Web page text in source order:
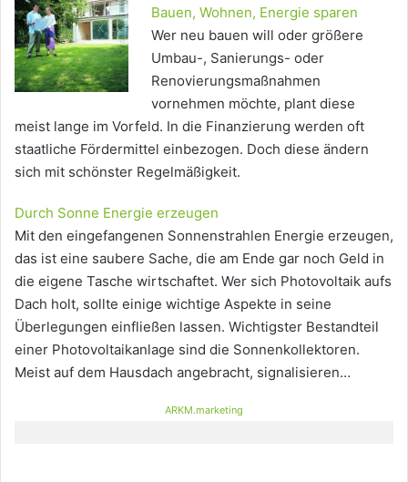
Bauen, Wohnen, Energie sparen
Wer neu bauen will oder größere
Umbau-, Sanierungs- oder
Renovierungsmaßnahmen
vornehmen möchte, plant diese
meist lange im Vorfeld. In die Finanzierung werden oft
staatliche Fördermittel einbezogen. Doch diese ändern
sich mit schönster Regelmäßigkeit.
Durch Sonne Energie erzeugen
Mit den eingefangenen Sonnenstrahlen Energie erzeugen,
das ist eine saubere Sache, die am Ende gar noch Geld in
die eigene Tasche wirtschaftet. Wer sich Photovoltaik aufs
Dach holt, sollte einige wichtige Aspekte in seine
Überlegungen einfließen lassen. Wichtigster Bestandteil
einer Photovoltaikanlage sind die Sonnenkollektoren.
Meist auf dem Hausdach angebracht, signalisieren…
ARKM.marketing